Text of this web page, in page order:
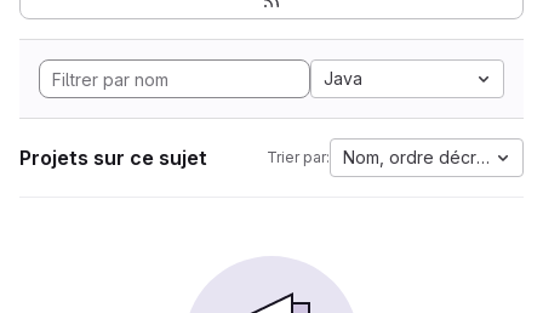
Java
Projets sur ce sujet Trier par: Nom, ordre décroissant